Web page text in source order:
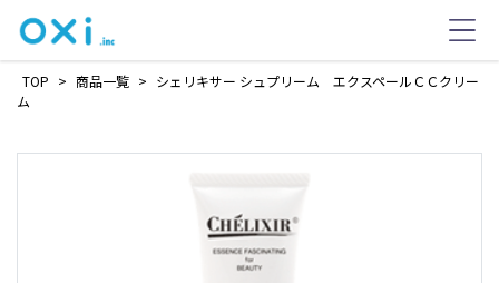
TOP > 商品一覧 > シェリキサー シュプリーム エクスペールＣＣクリー
ム